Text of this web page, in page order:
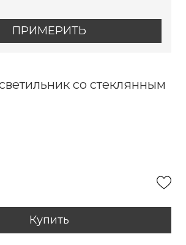
ПРИМЕРИТЬ
со стеклянным
Купить